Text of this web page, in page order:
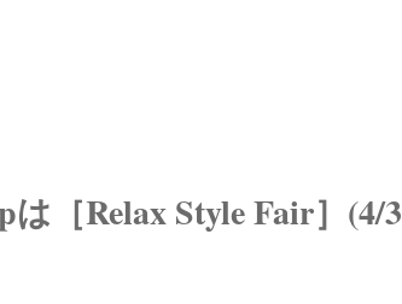
［Relax Style Fair］(4/3